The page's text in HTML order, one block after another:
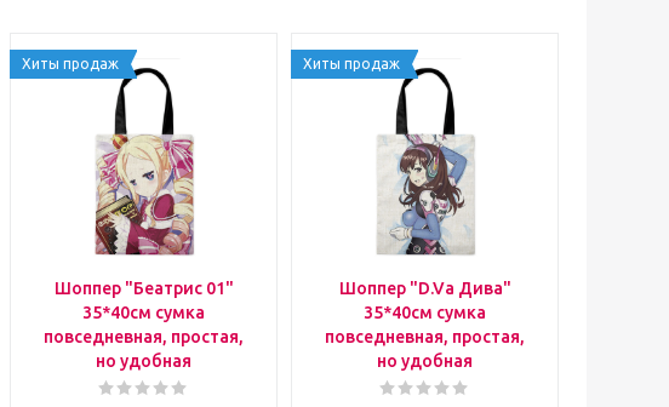
Хиты продаж
Шоппер "Беатрис 01"
35*40см сумка
повседневная, простая,
но удобная
Хиты продаж
Шоппер "D.Va Дива"
35*40см сумка
повседневная, простая,
но удобная